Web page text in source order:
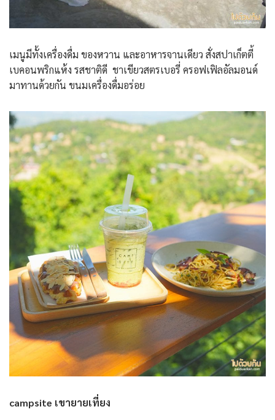
เมนูมีทั้งเครื่องดื่ม ของหวาน และอาหารจานเดียว สั่งสปาเก็ตตี้
เบคอนพริกแห้ง รสชาติดี ชาเขียวสตรเบอรี่ ครอฟเฟิลอัลมอนด์
มาทานด้วยกัน ขนมเครื่องดื่มอร่อย
campsite เขายายเที่ยง